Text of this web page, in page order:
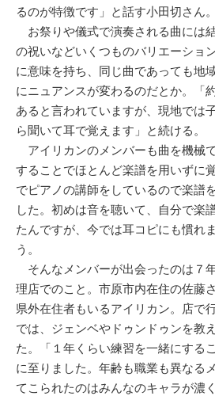
るのが特徴です」と話す小田切さん。
お祭りや儀式で演奏される曲には
の祝いなどいくつものバリエーショ
に意味を持ち、同じ曲であっても地
にニュアンスが変わるのだとか。「
あると言われていますが、現地では
ら聞いて耳で覚えます」と続ける。
アイリカンのメンバーも曲を機械
することでほとんど楽譜を用いずに
でピアノの講師をしているので楽譜
した。初めは音を聴いて、自分で楽
たんですが、今では耳コピにも慣れ
う。
そんなメンバーが出会ったのは７
理店でのこと。市原市内在住の佐藤
県外在住者もいるアイリカン。店で
では、ジェンベやドゥンドゥンを教
た。「１年くらい練習を一緒にする
に至りました。年齢も職業も異なる
てこられたのはみんなのキャラが濃